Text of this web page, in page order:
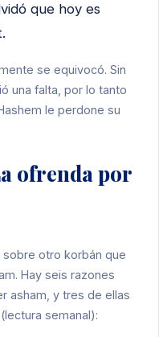
que hoy es
se equivocó. Sin
una falta, por lo tanto
le perdone su
ofrenda por
otro korbán que
Hay seis razones
asham, y tres de ellas
semanal):